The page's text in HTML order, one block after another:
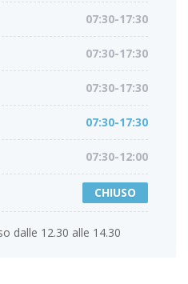
07:30-17:30
07:30-17:30
07:30-17:30
07:30-17:30
07:30-12:00
CHIUSO
dalle 12.30 alle 14.30